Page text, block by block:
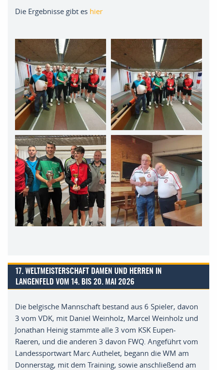
Die Ergebnisse gibt es hier
17. WELTMEISTERSCHAFT DAMEN UND HERREN IN
LANGENFELD VOM 14. BIS 20. MAI 2026
Die belgische Mannschaft bestand aus 6 Spieler, davon
3 vom VDK, mit Daniel Weinholz, Marcel Weinholz und
Jonathan Heinig stammte alle 3 vom KSK Eupen-
Raeren, und die anderen 3 davon FWQ. Angeführt vom
Landessportwart Marc Authelet, begann die WM am
Donnerstag, mit dem Training, sowie anschließend am